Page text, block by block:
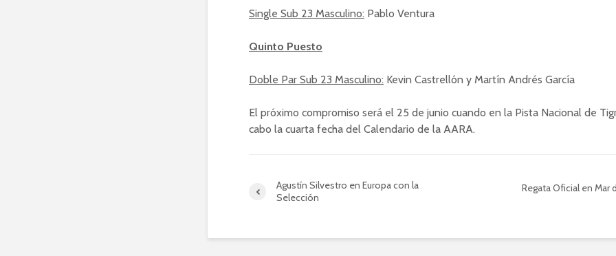
Single Sub 23 Masculino: Pablo Ventura
Quinto Puesto
Doble Par Sub 23 Masculino: Kevin Castrellón y Martín Andrés García
El próximo compromiso será el 25 de junio cuando en la Pista Nacional de
cabo la cuarta fecha del Calendario de la AARA.
Agustín Silvestro en Europa con la
Selección
Regata Oficial en Mar